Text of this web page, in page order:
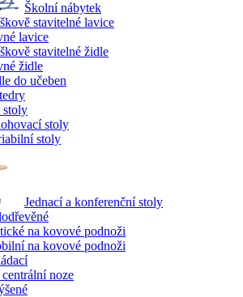
Školní nábytek
stavitelné lavice
lavice
stavitelné židle
židle
do učeben
stoly
stoly
stoly
Jednací a konferenční stoly
na kovové podnoži
na kovové podnoži
noze